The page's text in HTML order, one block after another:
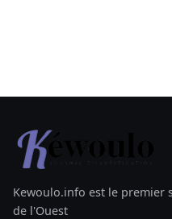
Kewoulo.info est le premier
de l'Ouest